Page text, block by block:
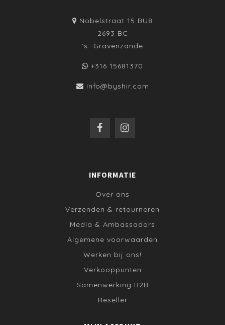
Nobelstraat 15 BU8
2693 BC
's -Gravenzande
+316 15681370
info@byshir.com
INFORMATIE
Over ons
Verzenden & retourneren
Media & Ambassadors
Algemene voorwaarden
Werken bij ons!
Verkooppunten
Samenwerking B2B
Reseller